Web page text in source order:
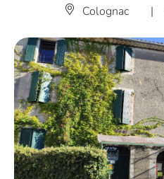
Colognac |